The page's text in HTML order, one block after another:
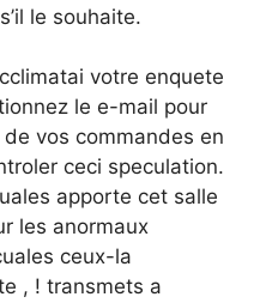
le souhaite.
votre enquete
le e-mail pour
vos commandes en
ceci speculation.
apporte cet salle
les anormaux
ceux-la
, ! transmets a